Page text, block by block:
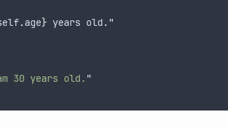
.age} years old . "
30 years old. "